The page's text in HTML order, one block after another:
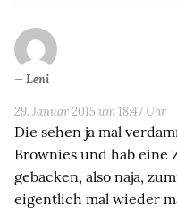
Leni
29. Januar 2015 um 18:47 Uhr
Die sehen ja mal
Brownies und hab eine
gebacken, also naja,
eigentlich mal wieder